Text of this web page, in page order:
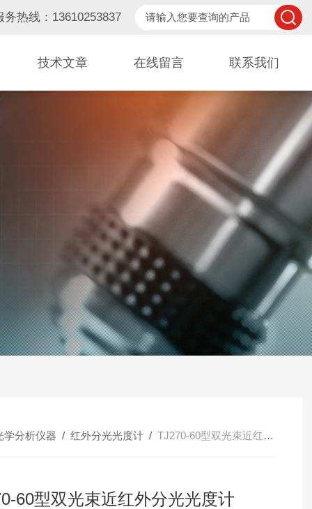
务热线：13610253837
技术文章 在线留言 联系我们
学分析仪器 / 红外分光光度计/ TJ270-60型双光束近红外分光光度计
60型双光束近红外分光光度计